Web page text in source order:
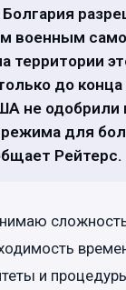
военным
территории
до
не одобрили
режима для
Рейтерс.
и